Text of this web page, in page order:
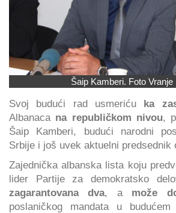
Šaip Kamberi. Foto Vranje
Svoj budući rad usmeriću ka
Albanaca na republičkom nivou,
Šaip Kamberi, budući narodni
Srbije i još uvek aktuelni predsednik
Zajednička albanska lista koju
lider Partije za demokratsko
zagarantovana dva, a može
poslaničkog mandata u